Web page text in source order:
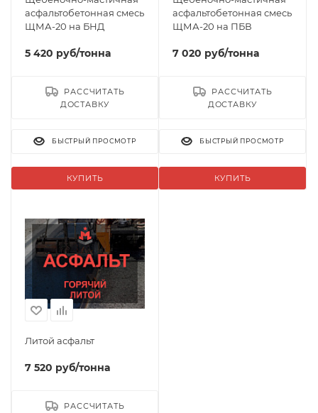
асфальтобетонная смесь
ЩМА-20 на БНД
5 420 руб/тонна
КУПИТЬ
РАССЧИТАТЬ
ДОСТАВКУ
БЫСТРЫЙ ПРОСМОТР
асфальтобетонная смесь
ЩМА-20 на ПБВ
7 020 руб/тонна
КУПИТЬ
РАССЧИТАТЬ
ДОСТАВКУ
БЫСТРЫЙ ПРОСМОТР
Литой асфальт
7 520 руб/тонна
РАССЧИТАТЬ